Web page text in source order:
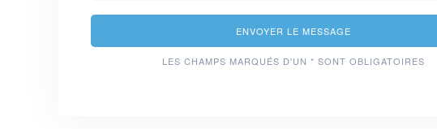
ENVOYER LE MESSAGE
LES CHAMPS MARQUÉS D'UN * SONT OBLIGATOIRES